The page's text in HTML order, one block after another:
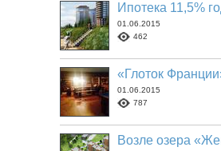
Ипотека 11,5%
01.06.2015
462
«Глоток
01.06.2015
787
Возле озера